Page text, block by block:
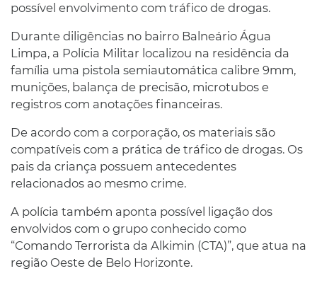
possível envolvimento com tráfico de drogas.
Durante diligências no bairro Balneário Água
Limpa, a Polícia Militar localizou na residência da
família uma pistola semiautomática calibre 9mm,
munições, balança de precisão, microtubos e
registros com anotações financeiras.
De acordo com a corporação, os materiais são
compatíveis com a prática de tráfico de drogas. Os
pais da criança possuem antecedentes
relacionados ao mesmo crime.
A polícia também aponta possível ligação dos
envolvidos com o grupo conhecido como
“Comando Terrorista da Alkimin (CTA)”, que atua na
região Oeste de Belo Horizonte.